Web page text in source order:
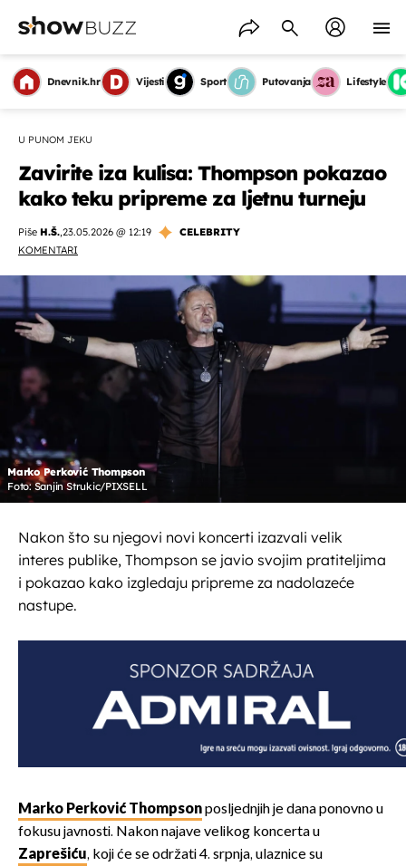
Dnevnik.hr Vijesti Sport Putovanja Lifestyle
U PUNOM JEKU
Zavirite iza kulisa: Thompson pokazao
kako teku pripreme za ljetnu turneju
Piše H.Š.,23.05.2026 @ 12:19
CELEBRITY
KOMENTARI
Marko Perković Thompson
Foto: Sanjin Strukic/PIXSELL
Nakon što su njegovi novi koncerti izazvali velik
interes publike, Thompson se javio svojim pratiteljima
i pokazao kako izgledaju pripreme za nadolazeće
nastupe.
Marko Perković Thompsonposljednjih je dana ponovno u
fokusu javnosti. Nakon najave velikog koncerta u
Zaprešiću, koji će se održati 4. srpnja, ulaznice su
OMOGUĆI OBAVIJESTI